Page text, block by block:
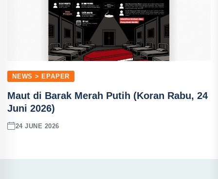
NEWS > EPAPER
Maut di Barak Merah Putih (Koran Rabu, 24
Juni 2026)
24 JUNE 2026